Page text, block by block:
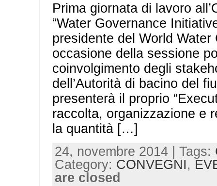
Prima giornata di lavoro
“Water Governance
presidente del World
occasione della sessione
coinvolgimento degli
dell’Autorità di bacino del
presenterà il proprio
raccolta, organizzazione e
la quantità […]
24, novembre 2014 | Tags:
Category: CONVEGNI,
are closed